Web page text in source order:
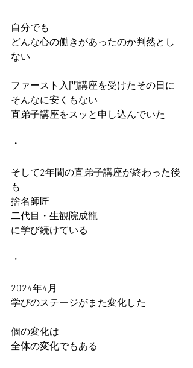
自分でも
どんな心の働きがあったのか判然とし
ない
ファースト入門講座を受けたその日に
そんなに安くもない
直弟子講座をスッと申し込んでいた
・
そして2年間の直弟子講座が終わった後
も
捨名師匠
二代目・生観院成龍
に学び続けている
・
2024年4月
学びのステージがまた変化した
個の変化は
全体の変化でもある